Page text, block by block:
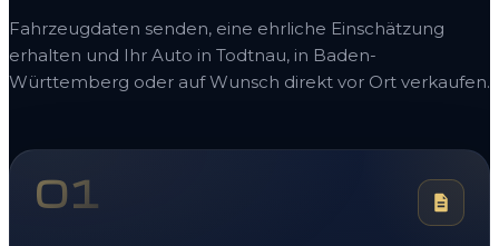
Fahrzeugdaten senden, eine ehrliche Einschätzung
erhalten und Ihr Auto in Todtnau, in Baden-
Württemberg oder auf Wunsch direkt vor Ort verkaufen.
01